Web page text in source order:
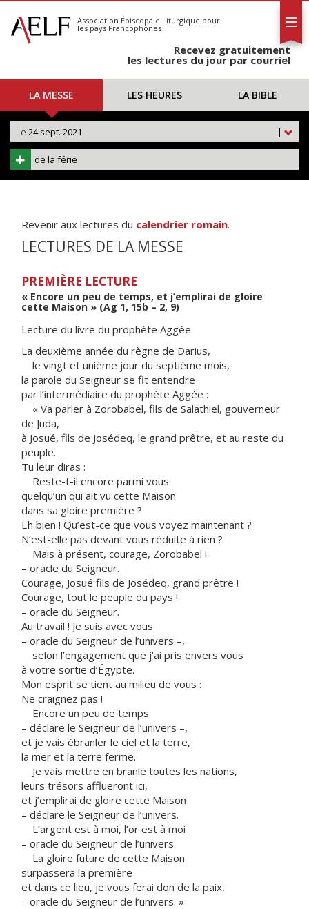
S'abonner
Calendrier
Association Épiscopale Liturgique pour
les pays Francophones
Recevez gratuitement
les lectures du jour par courriel
LA MESSE LES HEURES LA BIBLE
|
Le 24 sept. 2021
de la férie
Revenir aux lectures du calendrier romain.
LECTURES DE LA MESSE
PREMIÈRE LECTURE
« Encore un peu de temps, et j’emplirai de gloire
cette Maison » (Ag 1, 15b – 2, 9)
Lecture du livre du prophète Aggée
La deuxième année du règne de Darius,
le vingt et unième jour du septième mois,
la parole du Seigneur se fit entendre
par l’intermédiaire du prophète Aggée :
« Va parler à Zorobabel, fils de Salathiel, gouverneur
de Juda,
à Josué, fils de Josédeq, le grand prêtre, et au reste du
peuple.
Tu leur diras :
Reste-t-il encore parmi vous
quelqu’un qui ait vu cette Maison
dans sa gloire première ?
Eh bien ! Qu’est-ce que vous voyez maintenant ?
N’est-elle pas devant vous réduite à rien ?
Mais à présent, courage, Zorobabel !
– oracle du Seigneur.
Courage, Josué fils de Josédeq, grand prêtre !
Courage, tout le peuple du pays !
– oracle du Seigneur.
Au travail ! Je suis avec vous
– oracle du Seigneur de l’univers –,
selon l’engagement que j’ai pris envers vous
à votre sortie d’Égypte.
Mon esprit se tient au milieu de vous :
Ne craignez pas !
Encore un peu de temps
– déclare le Seigneur de l’univers –,
et je vais ébranler le ciel et la terre,
la mer et la terre ferme.
Je vais mettre en branle toutes les nations,
leurs trésors afflueront ici,
et j’emplirai de gloire cette Maison
– déclare le Seigneur de l’univers.
L’argent est à moi, l’or est à moi
– oracle du Seigneur de l’univers.
La gloire future de cette Maison
surpassera la première
et dans ce lieu, je vous ferai don de la paix,
– oracle du Seigneur de l’univers. »